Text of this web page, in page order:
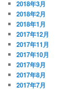
2018年3月
2018年2月
2018年1月
2017年12月
2017年11月
2017年10月
2017年9月
2017年8月
2017年7月